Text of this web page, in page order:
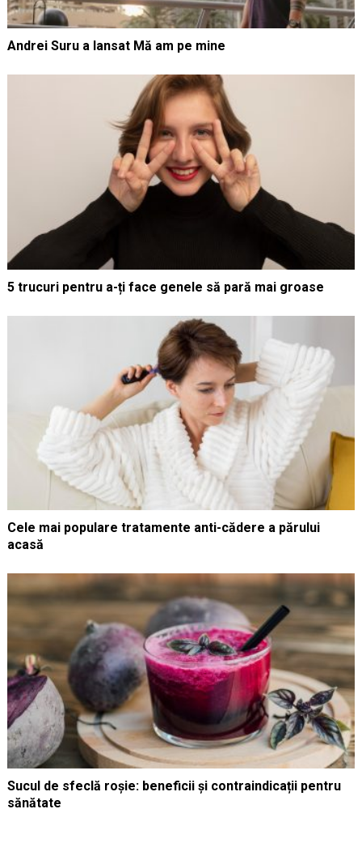
Andrei Suru a lansat Mă am pe mine
5 trucuri pentru a-ți face genele să pară mai groase
Cele mai populare tratamente anti-cădere a părului
acasă
Sucul de sfeclă roșie: beneficii și contraindicații pentru
sănătate